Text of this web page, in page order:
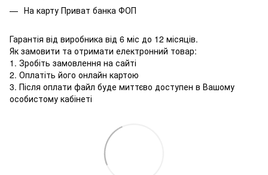
На карту Приват банка ФОП
Гарантія від виробника від 6 міс до 12 місяців.
Як замовити та отримати електронний товар:
1. Зробіть замовлення на сайті
2. Оплатіть його онлайн картою
3. Після оплати файл буде миттєво доступен в Вашому
особистому кабінеті